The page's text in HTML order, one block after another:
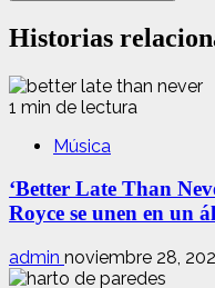
Historias
1 min de lectura
Música
‘Better Late Than
Royce se unen en un
admin noviembre 28,